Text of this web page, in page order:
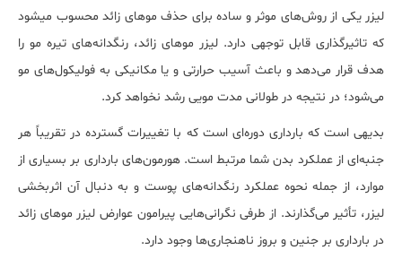
لیزر یکی از روش‌های موثر و ساده برای حذف موهای زائد محسوب می‎شود
که تاثیرگذاری قابل توجهی دارد. لیزر موهای زائد، رنگدانه‌های تیره مو را
هدف قرار می‌دهد و باعث آسیب حرارتی و یا مکانیکی به فولیکول‌های مو
می‌شود؛ در نتیجه در طولانی مدت مویی رشد نخواهد کرد.
بدیهی است که بارداری دوره‌ای است که با تغییرات گسترده در تقریباً هر
جنبه‌ای از عملکرد بدن شما مرتبط است. هورمون‌های بارداری بر بسیاری از
موارد، از جمله نحوه عملکرد رنگدانه‌های پوست و به دنبال آن اثربخشی
لیزر، تأثیر می‌گذارند. از طرفی نگرانی‌هایی پیرامون عوارض لیزر موهای زائد
در بارداری بر جنین و بروز ناهنجاری‌‎ها وجود دارد.